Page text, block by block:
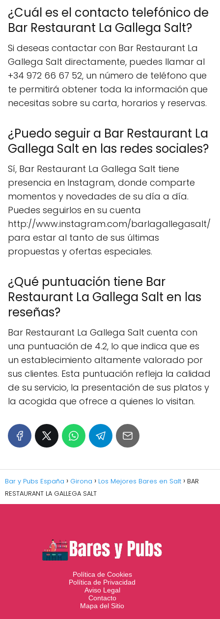
¿Cuál es el contacto telefónico de
Bar Restaurant La Gallega Salt?
Si deseas contactar con Bar Restaurant La
Gallega Salt directamente, puedes llamar al
+34 972 66 67 52, un número de teléfono que
te permitirá obtener toda la información que
necesitas sobre su carta, horarios y reservas.
¿Puedo seguir a Bar Restaurant La
Gallega Salt en las redes sociales?
Sí, Bar Restaurant La Gallega Salt tiene
presencia en Instagram, donde comparte
momentos y novedades de su día a día.
Puedes seguirlos en su cuenta
http://www.instagram.com/barlagallegasalt/
para estar al tanto de sus últimas
propuestas y ofertas especiales.
¿Qué puntuación tiene Bar
Restaurant La Gallega Salt en las
reseñas?
Bar Restaurant La Gallega Salt cuenta con
una puntuación de 4.2, lo que indica que es
un establecimiento altamente valorado por
sus clientes. Esta puntuación refleja la calidad
de su servicio, la presentación de sus platos y
la acogida que ofrece a quienes lo visitan.
Bar y Pubs España Girona Los Mejores Bares en Salt
BAR
RESTAURANT LA GALLEGA SALT
Política de Cookies
Política de Privacidad
Aviso Legal
Contacto
Mapa del Sitio